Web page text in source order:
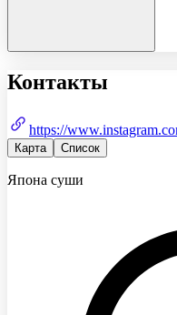
Контакты
https://
Карта Список
Япона суши